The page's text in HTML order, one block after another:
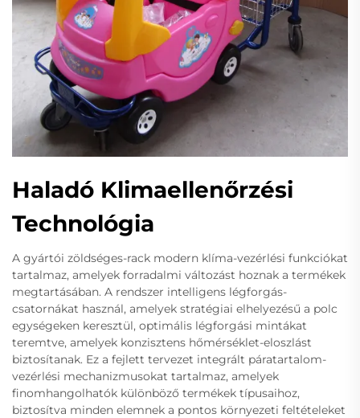
Haladó Klimaellenőrzési
Technológia
A gyártói zöldséges-rack modern klíma-vezérlési funkciókat
tartalmaz, amelyek forradalmi változást hoznak a termékek
megtartásában. A rendszer intelligens légforgás-
csatornákat használ, amelyek stratégiai elhelyezésű a polc
egységeken keresztül, optimális légforgási mintákat
teremtve, amelyek konzisztens hőmérséklet-eloszlást
biztosítanak. Ez a fejlett tervezet integrált páratartalom-
vezérlési mechanizmusokat tartalmaz, amelyek
finomhangolhatók különböző termékek típusaihoz,
biztosítva minden elemnek a pontos környezeti feltételeket